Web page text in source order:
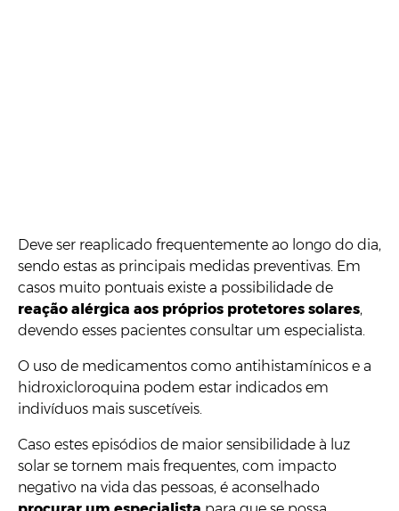
Deve ser reaplicado frequentemente ao longo do dia,
sendo estas as principais medidas preventivas. Em
casos muito pontuais existe a possibilidade de
reação alérgica aos próprios protetores solares,
devendo esses pacientes consultar um especialista.
O uso de medicamentos como antihistamínicos e a
hidroxicloroquina podem estar indicados em
indivíduos mais suscetíveis.
Caso estes episódios de maior sensibilidade à luz
solar se tornem mais frequentes, com impacto
negativo na vida das pessoas, é aconselhado